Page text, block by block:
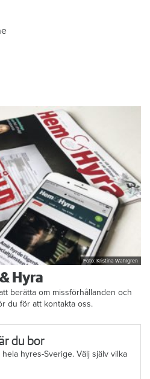
Foto: Kristina Wahlgren
Hyra
berätta om missförhållanden och
du för att kontakta oss.
du bor
hyres-Sverige. Välj själv vilka